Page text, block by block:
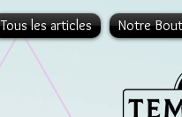
Tous les articles Notre